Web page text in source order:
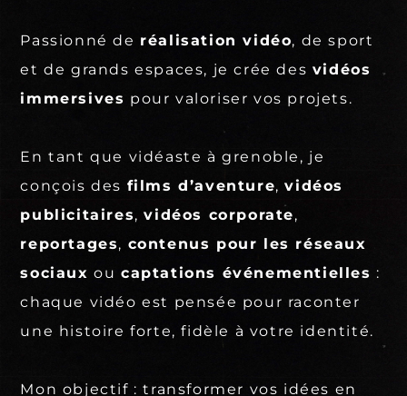
Passionné de réalisation vidéo, de sport
et de grands espaces, je crée des vidéos
immersives pour valoriser vos projets.
En tant que vidéaste à grenoble, je
conçois des films d’aventure,vidéos
publicitaires,vidéos corporate,
reportages, contenus pour les réseaux
sociaux ou captations événementielles :
chaque vidéo est pensée pour raconter
une histoire forte, fidèle à votre identité.
Mon objectif : transformer vos idées en